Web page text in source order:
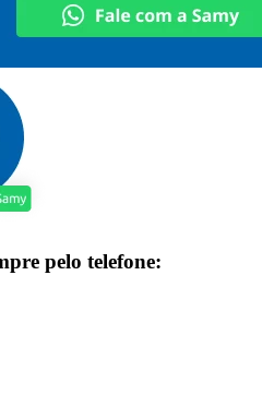
pelo telefone: